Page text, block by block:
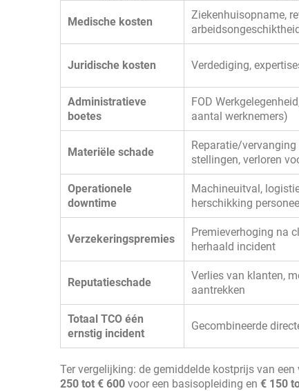
Medische kosten
Ziekenhuisopname,
Juridische kosten Verdediging,
Administratieve
boetes
FOD
aantal werknemers)
Materiële schade
Reparatie/
stellingen, verloren
Operationele
downtime
Machineuitval,
herschikking
Verzekeringspremies
Premieverhoging na
herhaald incident
Reputatieschade
Verlies van klanten,
aantrekken
Totaal TCO één
ernstig incident
Gecombineerde
Ter vergelijking: de gemiddelde kostprijs van
250 tot € 600 voor een basisopleiding en € 150